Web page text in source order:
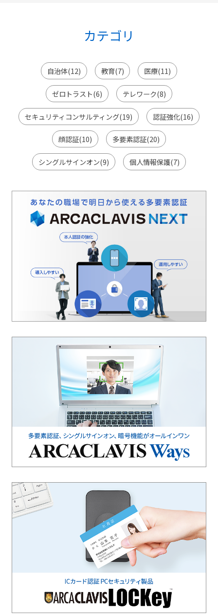
カテゴリ
自治体(12) 教育(7) 医療(11)
ゼロトラスト(6) テレワーク(8)
セキュリティコンサルティング(19) 認証強化(16)
顔認証(10) 多要素認証(20)
シングルサインオン(9) 個人情報保護(7)